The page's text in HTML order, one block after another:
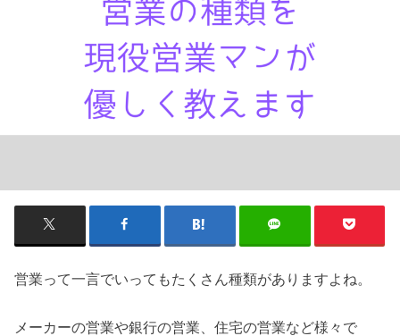
営業って一言でいってもたくさん種類がありますよね。
メーカーの営業や銀行の営業、住宅の営業など様々で